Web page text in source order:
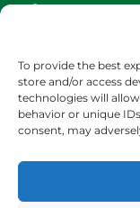
To provide the best
store and/or access
technologies will
behavior or unique
consent, may
Contacto
CONTACTO
942540013